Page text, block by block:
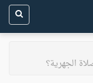
الجهرية؟